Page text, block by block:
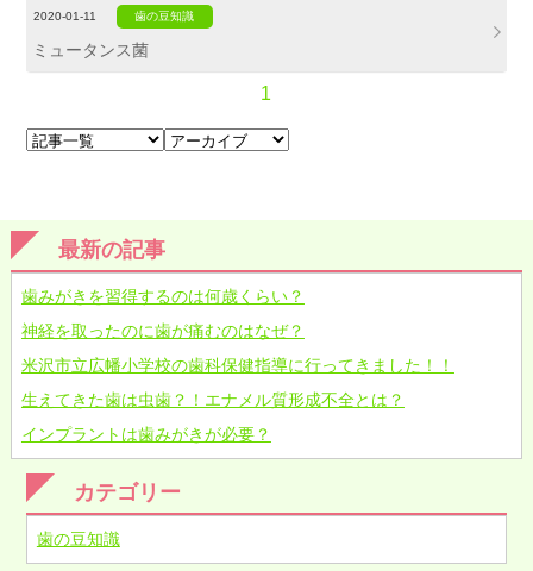
2020-01-11 歯の豆知識
ミュータンス菌
1
最新の記事
歯みがきを習得するのは何歳くらい？
神経を取ったのに歯が痛むのはなぜ？
米沢市立広幡小学校の歯科保健指導に行ってきました！！
生えてきた歯は虫歯？！エナメル質形成不全とは？
インプラントは歯みがきが必要？
カテゴリー
歯の豆知識